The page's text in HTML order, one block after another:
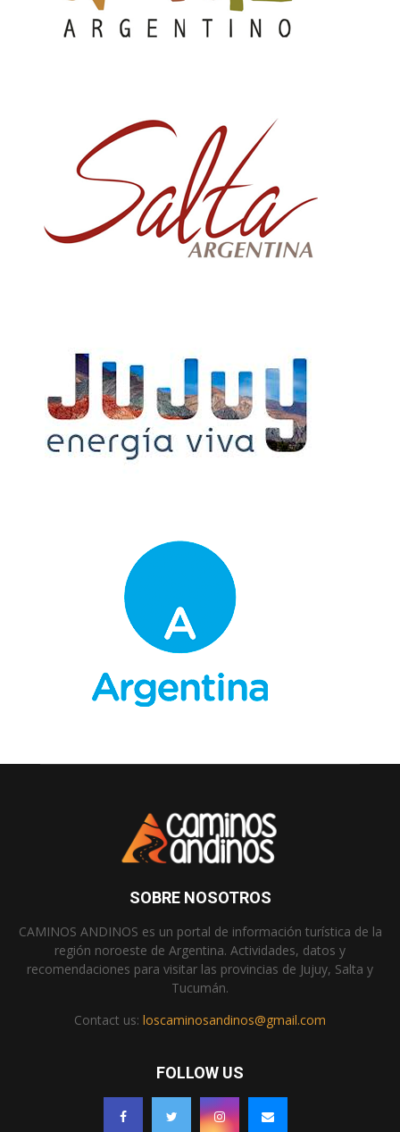
SOBRE NOSOTROS
CAMINOS ANDINOS es un portal de información turística de la
región noroeste de Argentina. Actividades, datos y
recomendaciones para visitar las provincias de Jujuy, Salta y
Tucumán.
Contact us: loscaminosandinos@gmail.com
FOLLOW US